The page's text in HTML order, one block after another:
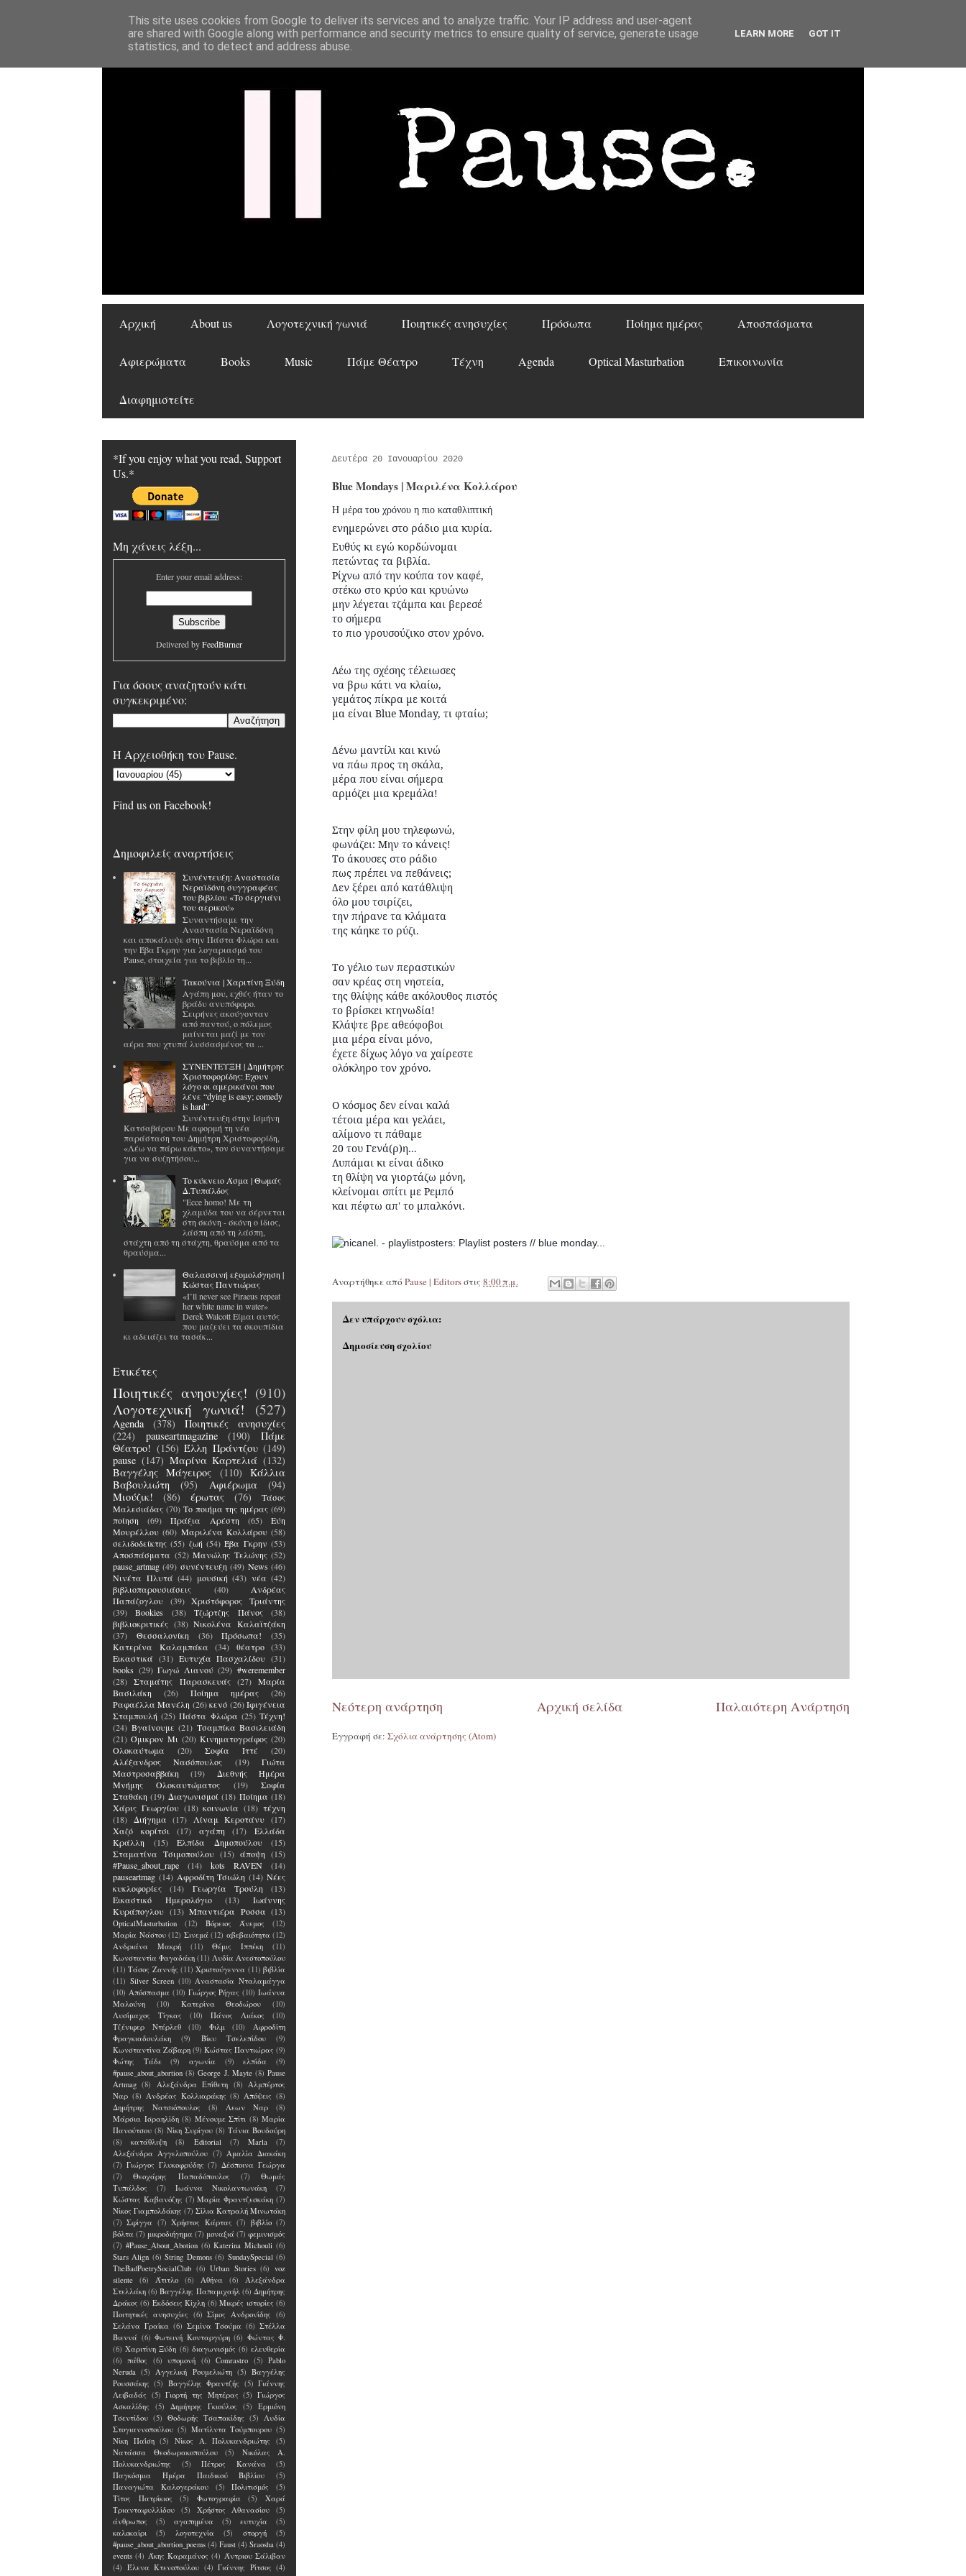
Αρχική About us Λογοτεχνική γωνιά Ποιητικές ανησυχίες Πρόσωπα Ποίημα ημέρας Αποσπάσματα
Αφιερώματα Books Music Πάμε Θέατρο Τέχνη Agenda Optical Masturbation Επικοινωνία
Διαφημιστείτε
Δευτέρα 20 Ιανουαρίου 2020
Blue Mondays | Μαριλένα Κολλάρου
Η μέρα του χρόνου η πιο καταθλιπτική
ενημερώνει στο ράδιο μια κυρία.
Ευθύς κι εγώ κορδώνομαι
πετώντας τα βιβλία.
Ρίχνω από την κούπα τον καφέ,
στέκω στο κρύο και κρυώνω
μην λέγεται τζάμπα και βερεσέ
το σήμερα
το πιο γρουσούζικο στον χρόνο.
Λέω της σχέσης τέλειωσες
να βρω κάτι να κλαίω,
γεμάτος πίκρα με κοιτά
μα είναι Blue Monday, τι φταίω;
Δένω μαντίλι και κινώ
να πάω προς τη σκάλα,
μέρα που είναι σήμερα
αρμόζει μια κρεμάλα!
Στην φίλη μου τηλεφωνώ,
φωνάζει: Μην το κάνεις!
Το άκουσες στο ράδιο
πως πρέπει να πεθάνεις;
Δεν ξέρει από κατάθλιψη
όλο μου τσιρίζει,
την πήρανε τα κλάματα
της κάηκε το ρύζι.
Το γέλιο των περαστικών
σαν κρέας στη νηστεία,
της θλίψης κάθε ακόλουθος πιστός
το βρίσκει κτηνωδία!
Κλάψτε βρε αθεόφοβοι
μια μέρα είναι μόνο,
έχετε δίχως λόγο να χαίρεστε
ολόκληρο τον χρόνο.
Ο κόσμος δεν είναι καλά
τέτοια μέρα και γελάει,
αλίμονο τι πάθαμε
20 του Γενά(ρ)η...
Λυπάμαι κι είναι άδικο
τη θλίψη να γιορτάζω μόνη,
κλείνομαι σπίτι με Ρεμπό
και πέφτω απ' το μπαλκόνι.
Αναρτήθηκε από Pause | Editorsστις 8:00 π.μ.
Δεν υπάρχουν σχόλια:
Δημοσίευση σχολίου
Νεότερη ανάρτηση Παλαιότερη Ανάρτηση
Αρχική σελίδα
Εγγραφή σε: Σχόλια ανάρτησης (Atom)
*If you enjoy what you read, Support
Us.*
Μη χάνεις λέξη...
Enter your email address:
Delivered byFeedBurner
Για όσους αναζητούν κάτι
συγκεκριμένο:
H Αρχειοθήκη του Pause.
Find us on Facebook!
Δημοφιλείς αναρτήσεις
Συνέντευξη: Αναστασία
Νεραϊδόνη συγγραφέας
του βιβλίου «Το σεργιάνι
του αερικού»
Συναντήσαμε την
Αναστασία Νεραϊδόνη
και αποκάλυψε στην Πάστα Φλώρα και
την Έβα Γκρην για λογαριασμό του
Pause, στοιχεία για το βιβλίο τη...
Tακούνια | Χαριτίνη Ξύδη
Αγάπη μου, εχθές ήταν το
βράδυ ανυπόφορο.
Σειρήνες ακούγονταν
από παντού, ο πόλεμος
μαίνεται μαζί με τον
αέρα που χτυπά λυσσασμένος τα ...
ΣΥΝΕΝΤΕΥΞΗ | Δημήτρης
Χριστοφορίδης: Έχουν
λόγο οι αμερικάνοι που
λένε “dying is easy; comedy
is hard”
Συνέντευξη στην Ισμήνη
Κατσαβάρου Με αφορμή τη νέα
παράσταση του Δημήτρη Χριστοφορίδη,
«Λέω να πάρω κάκτο», τον συναντήσαμε
για να συζητήσου...
Το κύκνειο Άσμα | Θωμάς
Δ.Τυπάλδος
"Ecce homo! Με τη
χλαμύδα του να σέρνεται
στη σκόνη - σκόνη ο ίδιος,
λάσπη από τη λάσπη,
στάχτη από τη στάχτη, θραύσμα από τα
θραύσμα...
Θαλασσινή εξομολόγηση |
Κώστας Παντιώρας
«I’ll never see Piraeus repeat
her white name in water»
Derek Walcott Είμαι αυτός
που μαζεύει τα σκουπίδια
κι αδειάζει τα τασάκ...
Ετικέτες
Ποιητικές ανησυχίες! (910)
Λογοτεχνική γωνιά!
(527)
Agenda (378)
Ποιητικές ανησυχίες
(224)
pauseartmagazine (190)
Πάμε
Θέατρο! (156) Έλλη Πράντζου (149)
pause (147) Μαρίνα Καρτελιά (132)
Βαγγέλης Μάγειρος
(110)
Κάλλια
Βαβουλιώτη
(95) Αφιέρωμα
(94)
Μιούζικ!
(86) έρωτας (76)
Τάσος
Μαλεσιάδας (70) Το ποιήμα της ημέρας (69)
ποίηση
(69) Πράξια Αρέστη (65)
Εύη
Μουρέλλου (60) Μαριλένα Κολλάρου (58)
σελιδοδείκτης (55) ζωή (54) Έβα Γκρην (53)
Αποσπάσματα (52) Μανώλης Τελώνης (52)
pause_artmag (49) συνέντευξη (49) News (46)
Νινέτα Πλυτά (44) μουσική (43) νέα (42)
βιβλιοπαρουσιάσεις
(40)
Ανδρέας
Παπάζογλου
(39)
Χριστόφορος Τριάντης
(39)
Bookies (38) Τζώρτζης Πάνος
(38)
βιβλιοκριτικές (38) Νικολένα Καλαϊτζάκη
(37)
Θεσσαλονίκη (36) Πρόσωπα!
(35)
Κατερίνα Καλαμπάκα
(34) θέατρο (33)
Εικαστικά (31) Ευτυχία Πασχαλίδου (31)
books (29) Γωγώ Λιανού (29) #weremember
(28) Σταμάτης Παρασκευάς (27) Μαρία
Βασιλάκη
(26) Ποίημα ημέρας
(26)
Ραφαέλλα Μανέλη (26) κενό (26) Ιφιγένεια
Σταμπουλή (25) Πάστα Φλώρα (25) Τέχνη!
(24) Βγαίνουμε (21) Τσαμπίκα Βασιλειάδη
(21) Όμικρον Μι (20) Κινηματογράφος (20)
Ολοκαύτωμα
(20) Σοφία Ιττέ
(20)
Αλέξανδρος Νασόπουλος
(19)
Γιώτα
Μαστροσαββάκη
(19)
Διεθνής Ημέρα
Μνήμης Ολοκαυτώματος
(19)
Σοφία
Σταθάκη (19) Διαγωνισμοί (18) Ποίημα (18)
Χάρις Γεωργίου (18) κοινωνία (18) τέχνη
(18)
Διήγημα (17) Λίναμ Κεροτάνυ (17)
Χαζό κορίτσι
(17) αγάπη (17)
Ελλάδα
Κράλλη
(15) Ελπίδα Δημοπούλου
(15)
Σταματίνα Τσιμοπούλου (15) άποψη (15)
#Pause_about_rape
(14) kots RAVEN
(14)
pauseartmag (14) Αφροδίτη Τσιώλη (14) Νέες
κυκλοφορίες
(14) Γεωργία Τρούλη
(13)
Εικαστικό Ημερολόγιο
(13)
Ιωάννης
Κυράπογλου (13) Μπαντιέρα Ροσσα (13)
OpticalMasturbation (12) Βόρειος Άνεμος
(12)
Μαρία Νάστου (12) Σινεμά (12) αβεβαιότητα (12)
Ανδριάνα Μακρή
(11) Θέμις Ιππέκη
(11)
Κωνσταντία Φαγαδάκη (11) Λυδία Ανεστοπούλου
(11) Τάσος Ζαννής (11) Χριστούγεννα (11) βιβλία
(11) Silver Screen (10) Αναστασία Νταλαμάγγα
(10) Απόσπασμα (10) Γιώργος Ρήγας (10) Ιωάννα
Μαλούνη
(10) Κατερίνα Θεοδώρου
(10)
Λυσίμαχος Τίγκας
(10) Πάνος Λιάκος
(10)
Τζένιφερ Ντέρλεθ
(10) Φιλμ (10)
Αφροδίτη
Φραγκιαδουλάκη
(9) Βίκυ Τσελεπίδου
(9)
Κωνσταντίνα Ζάβαρη (9) Κώστας Παντιώρας (9)
Φώτης Τάδε
(9) αγωνία (9) ελπίδα
(9)
#pause_about_abortion (8) George J. Mayte (8) Pause
Artmag (8) Αλεξάνδρα Επίθετη (8) Αλμπέρτος
Ναρ (8) Ανδρέας Κολλιαράκης (8) Απόψεις (8)
Δημήτρης Νατσιόπουλος
(8) Λεων Ναρ
(8)
Μάρσια Ισραηλίδη (8) Μένουμε Σπίτι (8) Μαρία
Πανούτσου (8) Νίκη Συρίγου (8) Τάνια Βουδούρη
(8)
κατάθλιψη (8) Editorial (7) Marla
(7)
Αλεξάνδρα Αγγελοπούλου (7) Αμαλία Διακάκη
(7) Γιώργος Γλυκοφρύδης (7) Δέσποινα Γεώργα
(7)
Θεοχάρης Παπαδόπουλος (7)
Θωμάς
Τυπάλδος
(7) Ιωάννα Νικολαντωνάκη
(7)
Κώστας Καβανόζης (7) Μαρία Φραντζεσκάκη (7)
Νίκος Γιαμπολδάκης (7) Σίλια Κατραλή Μινωτάκη
(7) Σφίγγα (7) Χρήστος Κάρτας (7) βιβλίο (7)
βόλτα (7) μικροδιήγημα (7) μοναξιά (7) φεμινισμός
(7) #Pause_About_Abotion (6) Katerina Michouli (6)
Stars Align (6) String Demons (6) SundaySpecial (6)
TheBadPoetrySocialClub (6) Urban Stories (6) voz
silente
(6) Άτιτλο (6) Αθήνα (6)
Αλεξάνδρα
Στελλάκη (6) Βαγγέλης Παπαμιχαήλ (6) Δημήτρης
Δράκος (6) Εκδόσεις Κίχλη (6) Μικρές ιστορίες (6)
Ποιτητικές ανησυχίες (6) Σίμος Ανδρονίδης (6)
Σελάνα Γραίκα (6) Σεμίνα Τσούμα (6) Στέλλα
Βιεννά (6) Φωτεινή Κονταργύρη (6) Φώντας Φ.
(6) Χαριτίνη Ξύδη (6) διαγωνισμός (6) ελευθερία
(6)
πάθος (6) υπομονή (6) Comrastro (5) Pablo
Neruda (5) Αγγελική Ρουμελιώτη (5) Βαγγέλης
Ρουσσάκης (5) Βαγγέλης Φραντζής (5) Γιάννης
Λειβαδάς (5) Γιορτή της Μητέρας (5) Γιώργος
Ασκαλίδης
(5) Δημήτρης Γκιούλος (5)
Ερμιόνη
Τσεντίδου (5) Θοδωρής Τσαπακίδης (5) Λυδία
Στογιαννοπούλου (5) Ματίλντα Τούμπουρου (5)
Νίκη Παΐση (5) Νίκος Α. Πολυκανδριώτης
(5)
Νατάσσα Θεοδωρακοπούλου
(5)
Νικόλας Α.
Πολυκανδριώτης
(5) Πέτρος Κανάνα
(5)
Παγκόσμια Ημέρα Παιδικού Βιβλίου
(5)
Παναγιώτα Καλογεράκου
(5) Πολιτισμός
(5)
Τίτος Πατρίκιος
(5) Φωτογραφία (5)
Χαρά
Τριανταφυλλίδου
(5) Χρήστος Αθανασίου
(5)
άνθρωπος
(5) αγαπημένα (5) ευτυχία
(5)
καλοκαίρι
(5) λογοτεχνία (5) στοργή
(5)
#pause_about_abortion_poems (4) Faust (4) Sraosha (4)
events (4) Άκης Καραμάνος (4) Άντριου Σάλιβαν
(4) Έλενα Kτενοπούλου (4) Γιάννης Ρίτσος (4)
This site uses cookies from Google to deliver its services and to analyze traffic. Your IP address and user-agent
are shared with Google along with performance and security metrics to ensure quality of service, generate usage
statistics, and to detect and address abuse.
LEARN MORE GOT IT